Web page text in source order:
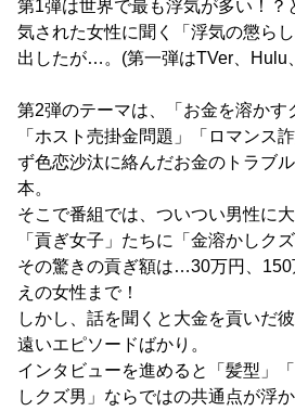
第1弾は世界で最も浮気が多い！？
気された女性に聞く「浮気の懲ら
出したが…。(第一弾はTVer、Hulu
第2弾のテーマは、「お金を溶かす
「ホスト売掛金問題」「ロマンス
ず色恋沙汰に絡んだお金のトラブ
本。
そこで番組では、ついつい男性に
「貢ぎ女子」たちに「金溶かしク
その驚きの貢ぎ額は…30万円、
えの女性まで！
しかし、話を聞くと大金を貢いだ
遠いエピソードばかり。
インタビューを進めると「髪型」
しクズ男」ならではの共通点が浮